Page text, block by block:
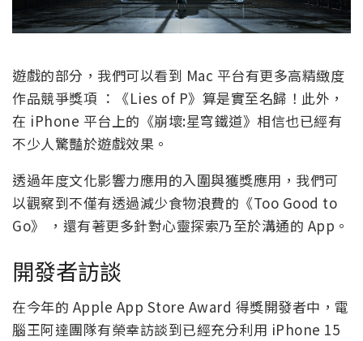
遊戲的部分，我們可以看到 Mac 平台有更多高精緻度
作品競爭獎項 ：《Lies of P》算是實至名歸！此外，
在 iPhone 平台上的《崩壞:星穹鐵道》相信也已經有
不少人驚豔於遊戲效果。
透過年度文化影響力應用的入圍與獲獎應用，我們可
以觀察到不僅有透過減少食物浪費的《Too Good to
Go》 ，還有著更多針對心靈探索乃至於溝通的 App。
開發者訪談
在今年的 Apple App Store Award 得獎開發者中，電
腦王阿達團隊有榮幸訪談到已經充分利用 iPhone 15